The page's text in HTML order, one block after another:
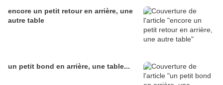
encore un petit retour en arrière, une
autre table
un petit bond en arrière, une table...